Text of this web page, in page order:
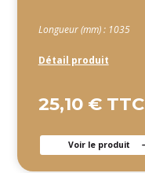
Longueur (mm) : 1035
Détail produit
25,10 € TTC
Voir le produit